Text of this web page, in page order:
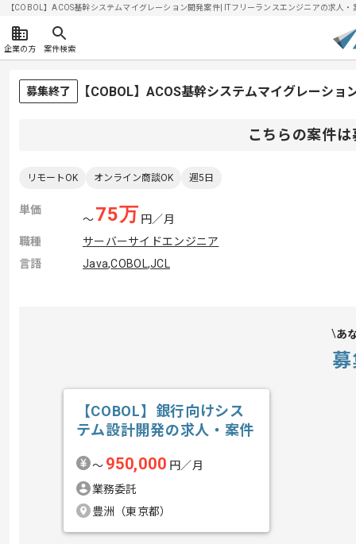
【COBOL】ACOS基幹システムマイグレーション開発案件| ITフリーランスエンジニアの求人
企業の方 案件検索
募集終了 【COBOL】ACOS基幹システムマイグレーシ
こちらの案件
リモートOK オンライン商談OK 週5日
単価
〜75万 円／月
職種
サーバーサイドエンジニア
言語
Java,COBOL ,JCL
あ
【COBOL】銀行向けシス
テム設計開発の求人・案件
〜 950,000 円／月
業務委託
豊洲（東京都）